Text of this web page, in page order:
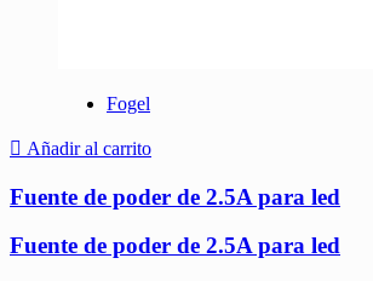
Fogel
Añadir al carrito
Fuente de poder de 2.5A para led
Fuente de poder de 2.5A para led